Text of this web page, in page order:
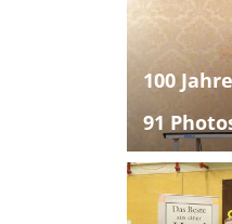
100
91